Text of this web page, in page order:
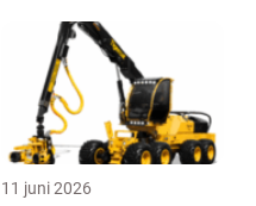
11 juni 2026